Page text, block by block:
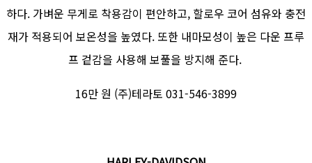
하다. 가벼운 무게로 착용감이 편안하고, 할로우 코어 섬유와 충전
재가 적용되어 보온성을 높였다. 또한 내마모성이 높은 다운 프루
프 겉감을 사용해 보풀을 방지해 준다.
16만 원 (주)테라토 031-546-3899